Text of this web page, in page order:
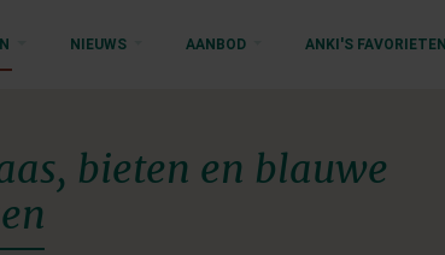
NIEUWS AANBOD ANKI'S FAVORIETEN
bieten en blauwe